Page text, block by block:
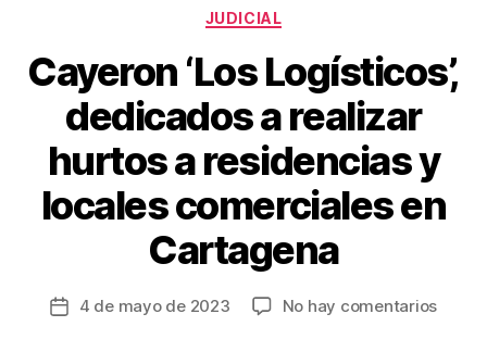
k
Categorías
JUDICIAL
Cayeron ‘Los Logísticos’,
dedicados a realizar
hurtos a residencias y
locales comerciales en
Cartagena
Fecha4 de mayo de 2023 No hay comentariosen